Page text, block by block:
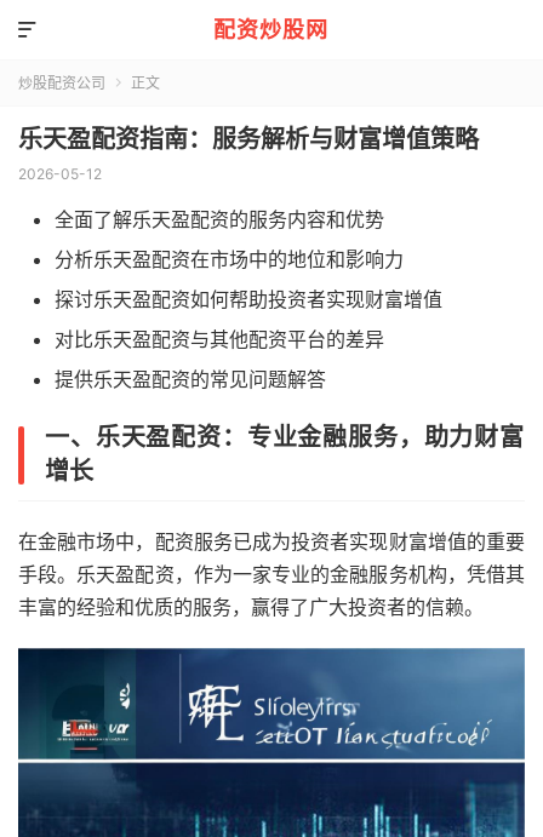
配资炒股网

炒股配资公司  正文
乐天盈配资指南：服务解析与财富增值策略
2026-05-12
全面了解乐天盈配资的服务内容和优势
分析乐天盈配资在市场中的地位和影响力
探讨乐天盈配资如何帮助投资者实现财富增值
对比乐天盈配资与其他配资平台的差异
提供乐天盈配资的常见问题解答
一、乐天盈配资：专业金融服务，助力财富
增长
在金融市场中，配资服务已成为投资者实现财富增值的重要
手段。乐天盈配资，作为一家专业的金融服务机构，凭借其
丰富的经验和优质的服务，赢得了广大投资者的信赖。